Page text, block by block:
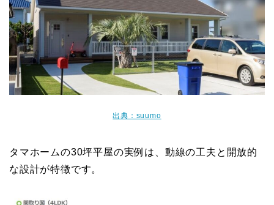
出典：suumo
タマホームの30坪平屋の実例は、動線の工夫と開放的
な設計が特徴です。